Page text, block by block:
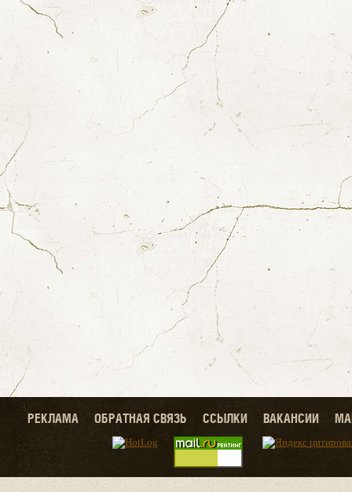
РЕКЛАМА ОБРАТНАЯ СВЯЗЬ ССЫЛКИ ВАКАНСИИ